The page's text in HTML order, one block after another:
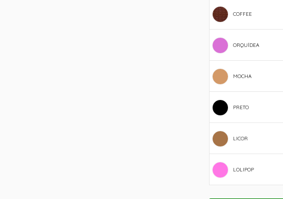
COFFEE
ORQUÍDEA
MOCHA
PRETO
LICOR
LOLIPOP